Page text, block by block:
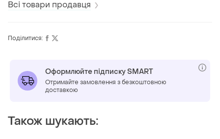
Всі товари продавця
Поділитися:
Оформлюйте підписку SMART
Отримайте замовлення з безкоштовною
доставкою
Також шукають: